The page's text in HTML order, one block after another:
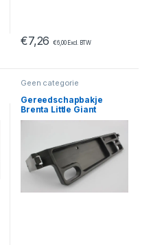
€6,05 tot €14,52
€7,26 €6,00Excl. BTW
Geen categorie
Gereedschapbakje
Brenta Little Giant